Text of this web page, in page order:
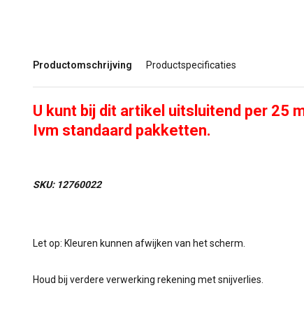
Productomschrijving Productspecificaties
U kunt bij dit artikel uitsluitend per 25
Ivm standaard pakketten.
SKU: 12760022
Let op: Kleuren kunnen afwijken van het scherm.
Houd bij verdere verwerking rekening met snijverlies.